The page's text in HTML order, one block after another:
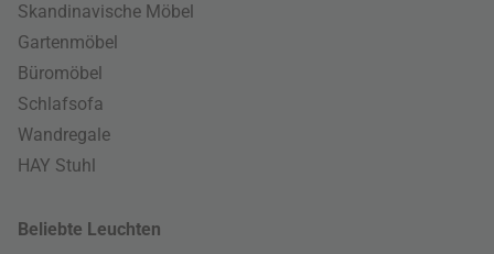
Skandinavische Möbel
Gartenmöbel
Büromöbel
Schlafsofa
Wandregale
HAY Stuhl
Beliebte Leuchten